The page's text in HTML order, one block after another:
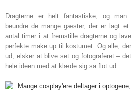
Dragterne er helt fantastiske, og man
beundre de mange gæster, der er lagt et
antal timer i at fremstille dragterne og
perfekte make up til kostumet. Og alle,
ud, elsker at blive set og fotograferet –
hele ideen med at klæde sig så flot ud.